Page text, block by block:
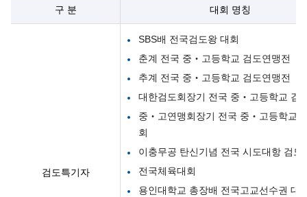
구 분 대회 명칭
검도특기자
SBS배 전국검도왕 대회
춘계 전국 중‧고등학교 검도연맹전
추계 전국 중‧고등학교 검도연맹전
대한검도회장기 전국 중‧고등학교 검
중‧고연맹회장기 전국 중‧고등학교
회
이충무공 탄신기념 전국 시도대항 검도
전국체육대회
용인대학교 총장배 전국고교선수권 대